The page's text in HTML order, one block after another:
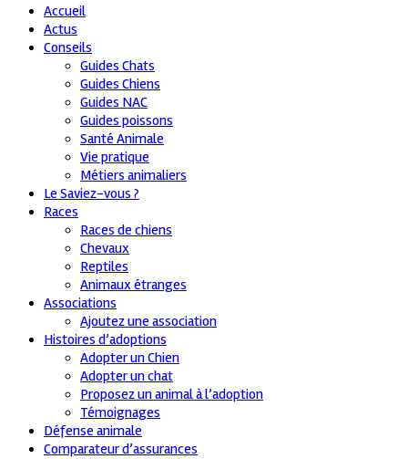
Accueil
Actus
Conseils
Guides Chats
Guides Chiens
Guides NAC
Guides poissons
Santé Animale
Vie pratique
Métiers animaliers
Le Saviez-vous ?
Races
Races de chiens
Chevaux
Reptiles
Animaux étranges
Associations
Ajoutez une association
Histoires d’adoptions
Adopter un Chien
Adopter un chat
Proposez un animal à l’adoption
Témoignages
Défense animale
Comparateur d’assurances